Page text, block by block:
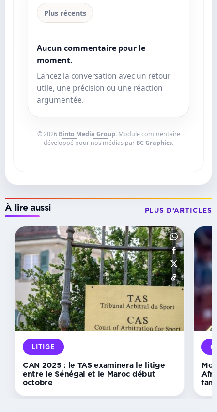
Plus récents
Aucun commentaire pour le
moment.
Lancez la conversation avec un retour
utile, une précision ou une réaction
argumentée.
© 2026 Binto Media Group. Module commentaire
développé pour nos médias par BC Graphics.
À lire aussi PLUS D’ARTICLES
INSTANCES
Échecs :
le
Gabon
accède
la
vice-
présidence
de
Confédération
africaine
LITIGE
CAN 2025 : le TAS examinera le litige
entre le Sénégal et le Maroc début
octobre